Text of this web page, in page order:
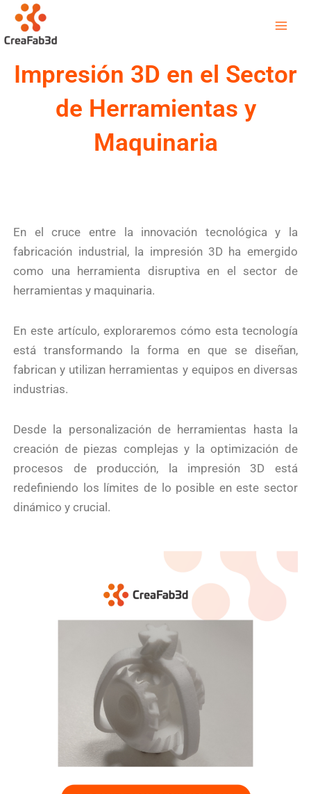
contenido
Impresión 3D en el Sector
de Herramientas y
Maquinaria
En el cruce entre la innovación tecnológica y la
fabricación industrial, la impresión 3D ha emergido
como una herramienta disruptiva en el sector de
herramientas y maquinaria.
En este artículo, exploraremos cómo esta tecnología
está transformando la forma en que se diseñan,
fabrican y utilizan herramientas y equipos en diversas
industrias.
Desde la personalización de herramientas hasta la
creación de piezas complejas y la optimización de
procesos de producción, la impresión 3D está
redefiniendo los límites de lo posible en este sector
dinámico y crucial.